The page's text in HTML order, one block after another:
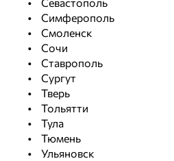
Севастополь
Симферополь
Смоленск
Сочи
Ставрополь
Сургут
Тверь
Тольятти
Тула
Тюмень
Ульяновск